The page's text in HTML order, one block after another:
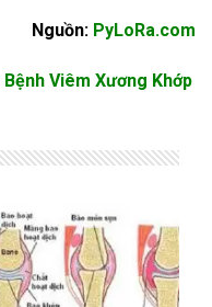
Nguồn: PyLoRa.com
Viêm Xương Khớp